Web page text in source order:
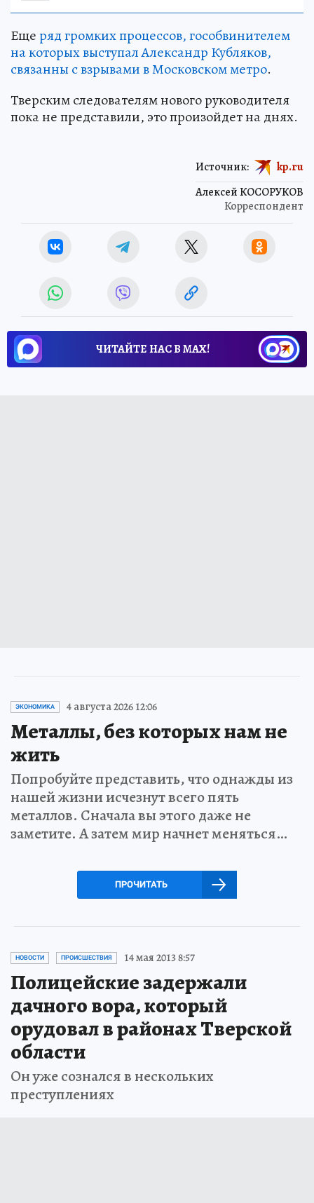
Ещеряд громких процессов, гособвинителем
на которых выступал Александр Кубляков,
связанны с взрывами в Московском метро.
Тверским следователям нового руководителя
пока не представили, это произойдет на днях.
Алексей КОСОРУКОВ
Корреспондент
Источник: kp.ru
ЧИТАЙТЕ НАС В МАХ!
ЭКОНОМИКА 4 августа 2026 12:06
Металлы, без которых нам не
жить
Попробуйте представить, что однажды из
нашей жизни исчезнут всего пять
металлов. Сначала вы этого даже не
заметите. А затем мир начнет меняться…
ПРОЧИТАТЬ
НОВОСТИ ПРОИСШЕСТВИЯ 14 мая 2013 8:57
Полицейские задержали
дачного вора, который
орудовал в районах Тверской
области
Он уже сознался в нескольких
преступлениях